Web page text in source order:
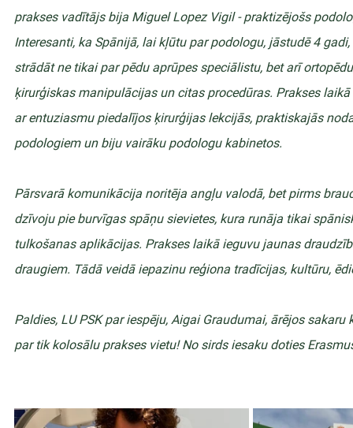
prakses vadītājs bija Miguel Lopez Vigil - praktizējošs
Interesanti, ka Spānijā, lai kļūtu par podologu, jāstudē 4
strādāt ne tikai par pēdu aprūpes speciālistu, bet arī
ķirurģiskas manipulācijas un citas procedūras. Prakses
ar entuziasmu piedalījos ķirurģijas lekcijās, praktiskajās
podologiem un biju vairāku podologu kabinetos.
Pārsvarā komunikācija noritēja angļu valodā, bet pirms
dzīvoju pie burvīgas spāņu sievietes, kura runāja tikai
tulkošanas aplikācijas. Prakses laikā ieguvu jaunas
draugiem. Tādā veidā iepazinu reģiona tradīcijas, kultūru,
Paldies, LU PSK par iespēju, Aigai Graudumai, ārējos
par tik kolosālu prakses vietu! No sirds iesaku doties